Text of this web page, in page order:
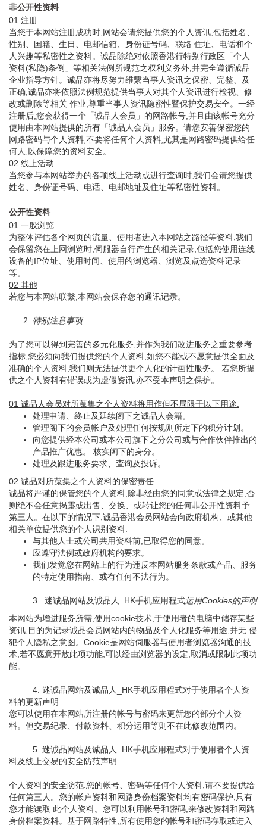
非公开性资料
01 注册
当您于本网站注册成功时,网站会请您提供您的个人资讯,包括姓名、
性别、国籍、生日、电邮信箱、身份证号码、联络 住址、电话和个
人兴趣等私密性之资料。诚品除绝对依照香港行特别行政区「个人
资料(私隐)条例」等相关法例所规范之权利义务外,并完全遵循诚品
企业指导方针。诚品亦将尽努力维繫当事人资讯之保密、完整、及
正确,诚品亦将依照法例规范提供当事人对其个人资讯进行检视、修
改或删除等相关 作业,尊重当事人资讯隐密性暨保护交易安全。一经
注册后,您会获得一个「诚品人会员」的网路帐号,并且由该帐号充分
使用由本网站提供的所有「诚品人会员」服务。请您安善保密您的
网路密码与个人资料,不要将任何个人资料,尤其是网路密码提供给任
何人,以保障您的资料安全。
02 线上活动
当您参与本网站举办的各项线上活动或进行查询时,我们会请您提供
姓名、身份证号码、电话、电邮地址及住址等私密性资料。
公开性资料
01 一般浏览
为整体评估各个网页的流量、使用者进入本网站之路径等资料,我们
会保留您在上网浏览时,伺服器自行产生的相关记录,包括您使用连线
设备的IP位址、使用时间、使用的浏览器、浏览及点选资料记录
等。
02 其他
若您与本网站联繫,本网站会保存您的通讯记录。
2. 特别注意事项
为了您可以得到完善的多元化服务,并作为我们改进服务之重要参考
指标,您必须向我们提供您的个人资料,如您不能或不愿意提供全面及
准确的个人资料,我们则无法提供更个人化的计画性服务。 若您所提
供之个人资料有错误或为虚假资讯,亦不受本声明之保护。
01 诚品人会员对所蒐集之个人资料将用作但不局限于以下用途:
处理申请、终止及延续阁下之诚品人会籍。
管理阁下的会员帐户及处理任何按规则所定下的积分计划。
向您提供经本公司或本公司旗下之分公司或与合作伙伴推出的
产品推广优惠。 核实阁下的身分。
处理及跟进服务要求、查询及投诉。
02 诚品对所蒐集之个人资料的保密责任
诚品将严谨的保管您的个人资料,除非经由您的同意或法律之规定,否
则绝不会任意揭露或出售、交换、或转让您的任何非公开性资料予
第三人。在以下的情况下,诚品香港会员网站会向政府机构、或其他
相关单位提供您的个人识别资料:
与其他人士或公司共用资料前,已取得您的同意。
应遵守法例或政府机构的要求。
我们发觉您在网站上的行为违反本网站服务条款或产品、服务
的特定使用指南、或有任何不法行为。
3. 迷诚品网站及诚品人_HK手机应用程式运用Cookies的声明
本网站为增进服务所需,使用cookie技术,于使用者的电脑中储存某些
资讯,目的为记录诚品会员网站内的物品及个人化服务等用途,并无 侵
犯个人隐私之意图。Cookie是网站伺服器与使用者浏览器沟通的技
术,若不愿意开放此项功能,可以经由浏览器的设定,取消或限制此项功
能。
4. 迷诚品网站及诚品人_HK手机应用程式对于使用者个人资
料的更新声明
您可以使用在本网站所注册的帐号与密码来更新您的部分个人资
料。但交易纪录、付款资料、积分运用等则不在此修改范围内。
5. 迷诚品网站及诚品人_HK手机应用程式对于使用者个人资
料及线上交易的安全防范声明
个人资料的安全防范:您的帐号、密码等任何个人资料,请不要提供给
任何第三人。您的帐户资料和网路身份档案资料均有密码保护,只有
您才能读取 此个人资料。您可以利用帐号和密码,来修改资料和网路
身份档案资料。基于网路特性,所有使用您的帐号和密码存取或进入